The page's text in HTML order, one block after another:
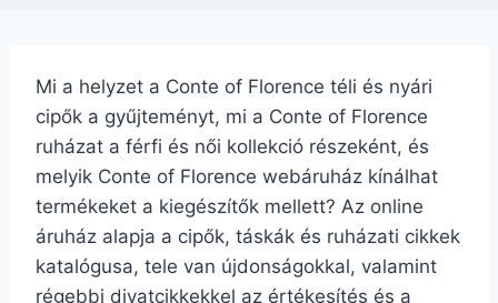
Mi a helyzet a Conte of Florence téli és nyári
cipők a gyűjteményt, mi a Conte of Florence
ruházat a férfi és női kollekció részeként, és
melyik Conte of Florence webáruház kínálhat
termékeket a kiegészítők mellett? Az online
áruház alapja a cipők, táskák és ruházati cikkek
katalógusa, tele van újdonságokkal, valamint
régebbi divatcikkekkel az értékesítés és a